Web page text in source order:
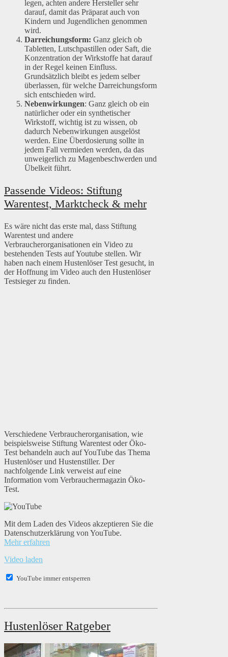
legen, achten andere Hersteller sehr
darauf, damit das Präparat auch von
Kindern und Jugendlichen genommen
wird.
Darreichungsform: Ganz gleich ob
Tabletten, Lutschpastillen oder Saft, die
Konzentration der Wirkstoffe hat darauf
in der Regel keinen Einfluss.
Grundsätzlich bleibt es jedem selber
überlassen, für welche Darreichungsform
sich entschieden wird.
Nebenwirkungen: Ganz gleich ob ein
natürlicher oder ein synthetischer
Wirkstoff, wichtig ist zu wissen, ob
dadurch Nebenwirkungen ausgelöst
werden. Eine Überdosierung sollte in
jedem Fall vermieden werden, da das
unweigerlich zu Magenbeschwerden und
Übelkeit führt.
Passende Videos: Stiftung
Warentest, Marktcheck & mehr
Es wäre nicht das erste mal, dass Stiftung
Warentest und andere
Verbraucherorganisationen ein Video zu
bestehenden Tests auf Youtube stellen. Wir
haben nach einem Hustenlöser Test gesucht, in
der Hoffnung im Video auch den Hustenlöser
Testsieger zu finden.
Verschiedene Verbraucherorganisation, wie
beispielsweise Stiftung Warentest oder Öko-
Test behandeln auch auf YouTube das Thema
Hustenlöser und Hustenstiller. Der
nachfolgende Link verweist auf eine
Information vom Verbrauchermagazin Öko-
Test.
Mit dem Laden des Videos akzeptieren Sie die
Datenschutzerklärung von YouTube.
Mehr erfahren
Video laden
YouTube immer entsperren
Hustenlöser Ratgeber